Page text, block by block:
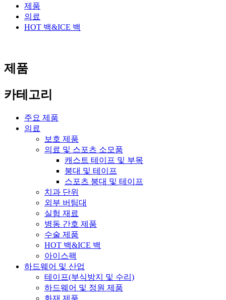
제품
의료
HOT 백&ICE 백
제품
카테고리
주요 제품
의료
보호 제품
의료 및 스포츠 소모품
캐스트 테이프 및 부목
붕대 및 테이프
스포츠 붕대 및 테이프
치과 단위
외부 버팀대
실험 재료
병동 간호 제품
수술 제품
HOT 백&ICE 백
아이스팩
하드웨어 및 산업
테이프(부식방지 및 수리)
하드웨어 및 정원 제품
화재 제품